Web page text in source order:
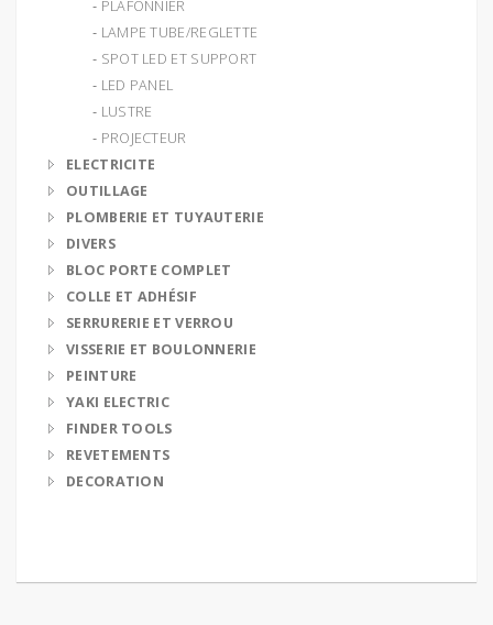
‐ PLAFONNIER
‐ LAMPE TUBE/REGLETTE
‐ SPOT LED ET SUPPORT
‐ LED PANEL
‐ LUSTRE
‐ PROJECTEUR
ELECTRICITE
OUTILLAGE
PLOMBERIE ET TUYAUTERIE
DIVERS
BLOC PORTE COMPLET
COLLE ET ADHÉSIF
SERRURERIE ET VERROU
VISSERIE ET BOULONNERIE
PEINTURE
YAKI ELECTRIC
FINDER TOOLS
REVETEMENTS
DECORATION